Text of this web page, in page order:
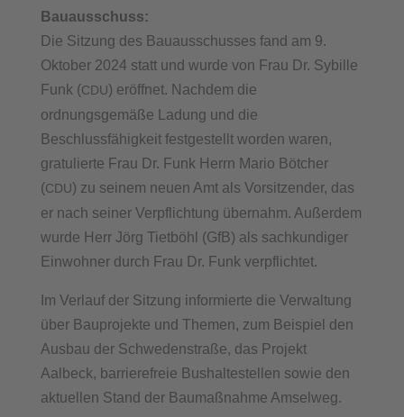
Bauausschuss:
Die Sitzung des Bauausschusses fand am 9.
Oktober 2024 statt und wurde von Frau Dr. Sybille
Funk (CDU) eröffnet. Nachdem die
ordnungsgemäße Ladung und die
Beschlussfähigkeit festgestellt worden waren,
gratulierte Frau Dr. Funk Herrn Mario Bötcher
(CDU) zu seinem neuen Amt als Vorsitzender, das
er nach seiner Verpflichtung übernahm. Außerdem
wurde Herr Jörg Tietböhl (GfB) als sachkundiger
Einwohner durch Frau Dr. Funk verpflichtet.
Im Verlauf der Sitzung informierte die Verwaltung
über Bauprojekte und Themen, zum Beispiel den
Ausbau der Schwedenstraße, das Projekt
Aalbeck, barrierefreie Bushaltestellen sowie den
aktuellen Stand der Baumaßnahme Amselweg.